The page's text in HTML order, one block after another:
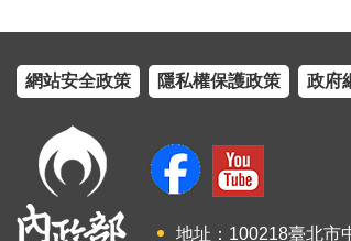
網站安全政策 隱私權保護政策 政府
地址：100218臺北市